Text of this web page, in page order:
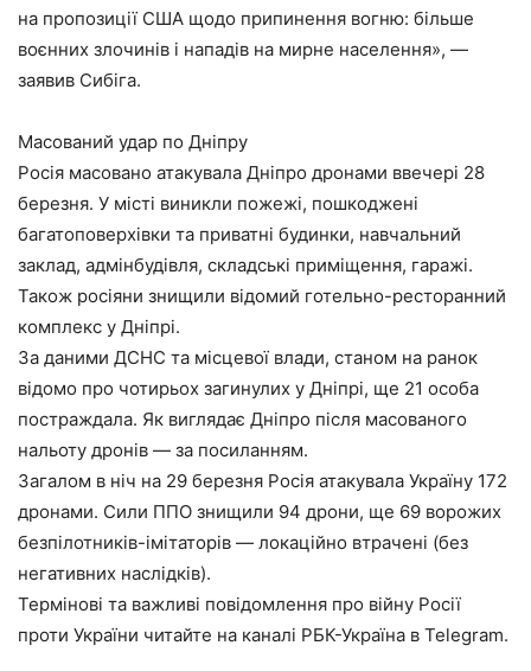
на пропозиції США щодо припинення вогню: більше
воєнних злочинів і нападів на мирне населення», —
заявив Сибіга.
Масований удар по Дніпру
Росія масовано атакувала Дніпро дронами ввечері 28
березня. У місті виникли пожежі, пошкоджені
багатоповерхівки та приватні будинки, навчальний
заклад, адмінбудівля, складські приміщення, гаражі.
Також росіяни знищили відомий готельно-ресторанний
комплекс у Дніпрі.
За даними ДСНС та місцевої влади, станом на ранок
відомо про чотирьох загинулих у Дніпрі, ще 21 особа
постраждала. Як виглядає Дніпро після масованого
нальоту дронів — за посиланням.
Загалом в ніч на 29 березня Росія атакувала Україну 172
дронами. Сили ППО знищили 94 дрони, ще 69 ворожих
безпілотників-імітаторів — локаційно втрачені (без
негативних наслідків).
Термінові та важливі повідомлення про війну Росії
проти України читайте на каналі РБК-Україна в Telegram.